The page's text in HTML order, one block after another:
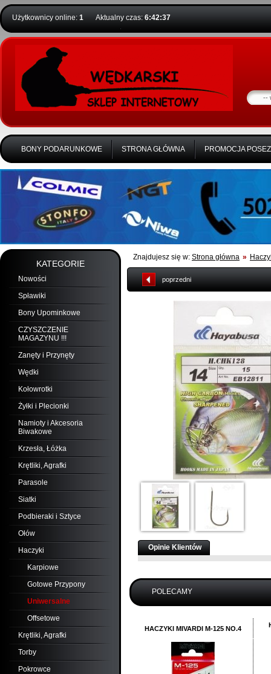
Użytkownicy online: 1 Aktualny czas: 6:42:37
BONY PODARUNKOWE STRONA GŁÓWNA PROMOCJA
KATEGORIE
Nowości
Spławiki
Bony Upominkowe
CZYSZCZENIE
MAGAZYNU !!!
Zanęty i Przynęty
Wędki
Kołowrotki
Żyłki i Plecionki
Namioty i Akcesoria
Biwakowe
Krzesła, Łóżka
Krętliki, Agrafki
Parasole
Siatki
Podbieraki i Sztyce
Ołów
Haczyki
Karpiowe
Gotowe Przypony
Uniwersalne
Offsetowe
Krętliki, Agrafki
Torby
Pokrowce
Znajdujesz się w: Strona główna »
poprzedni
Opinie Klientów
POLECAMY
HACZYKI MIVARDI M-125 NO.4